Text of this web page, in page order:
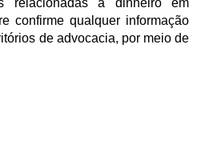
relacionadas a dinheiro em
confirme qualquer informação
de advocacia, por meio de